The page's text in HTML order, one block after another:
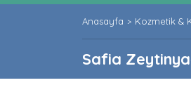
Anasayfa Kozmetik &
Safia